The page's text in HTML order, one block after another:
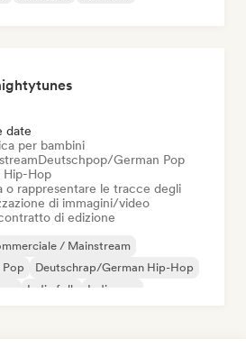
date
per bambini
Deutschpop/German Pop
Hip-Hop
o rappresentare le tracce degli
di immagini/video
di edizione
/ Mainstream
Deutschrap/German Hip-Hop
Indie folk Indie pop